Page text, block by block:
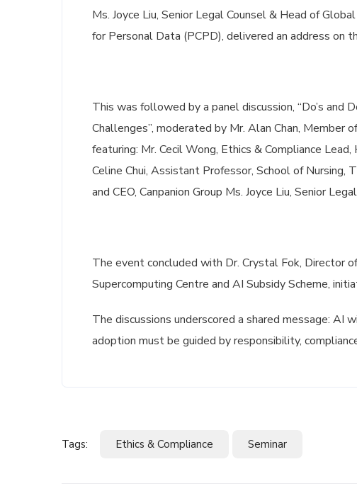
Ms. Joyce Liu, Senior Legal Counsel & Head of
for Personal Data (PCPD), delivered an address on
This was followed by a panel discussion, “Do’s and
Challenges”, moderated by Mr. Alan Chan, Member
featuring: Mr. Cecil Wong, Ethics & Compliance
Celine Chui, Assistant Professor, School of Nursing,
and CEO, Canpanion Group Ms. Joyce Liu, Senior
The event concluded with Dr. Crystal Fok, Director
Supercomputing Centre and AI Subsidy Scheme,
The discussions underscored a shared message: AI
adoption must be guided by responsibility,
Tags: Ethics & Compliance Seminar